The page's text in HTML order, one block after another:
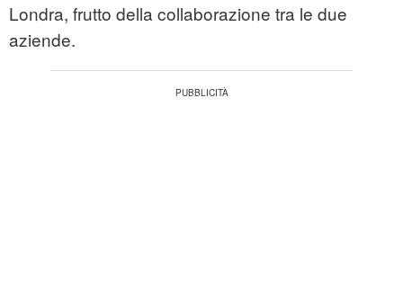
Londra, frutto della collaborazione tra le due
aziende.